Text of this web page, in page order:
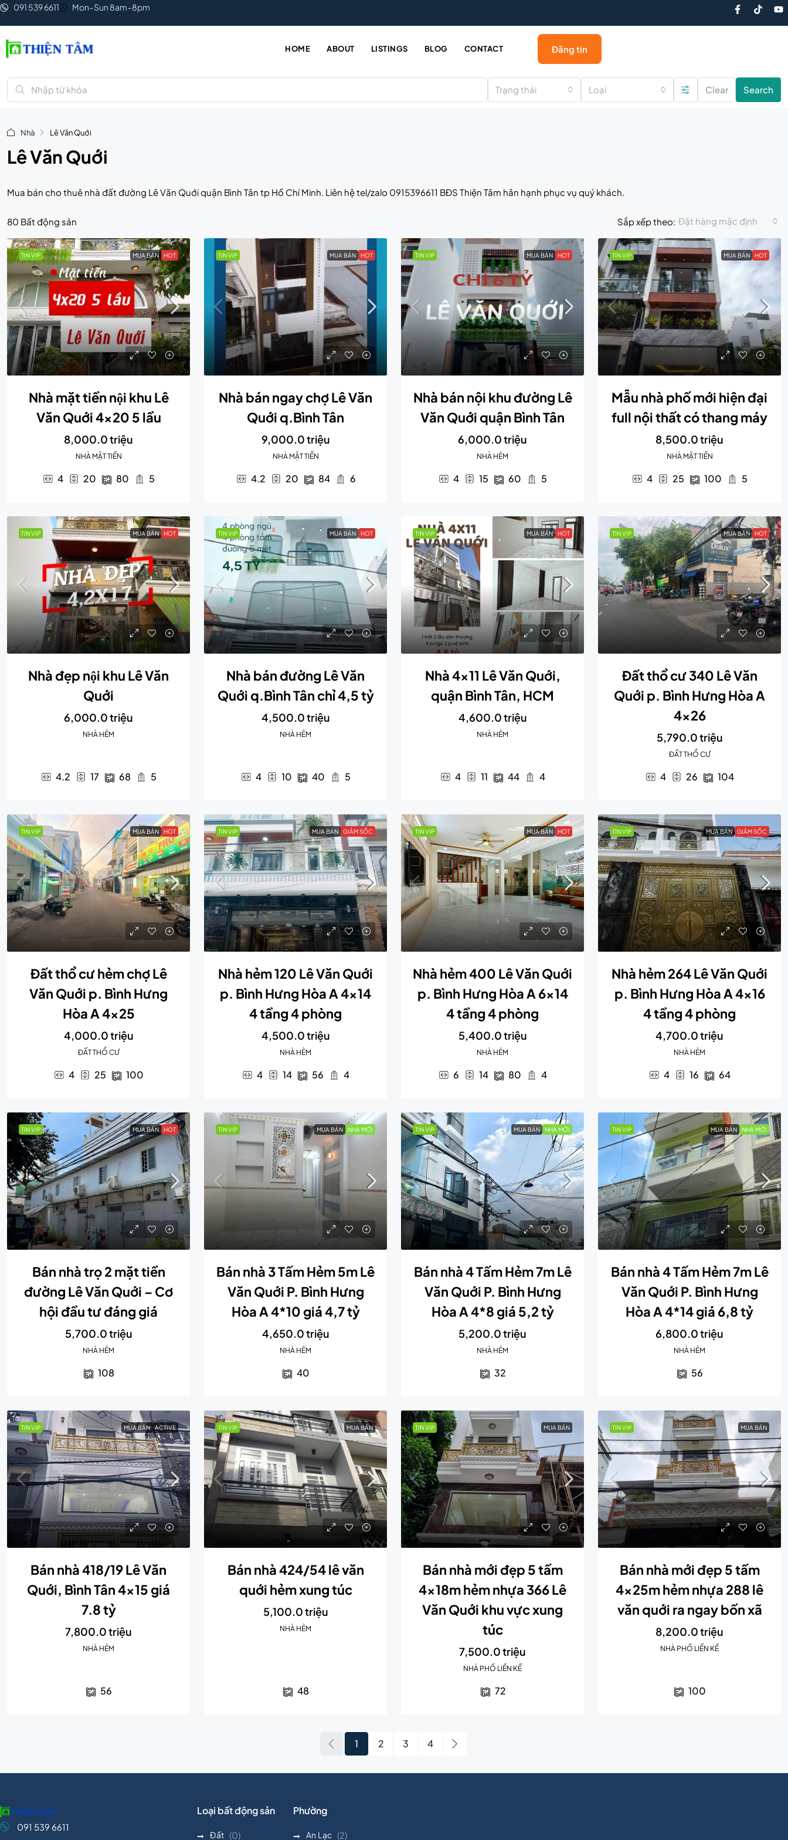
091 539 6611 Mon–Sun 8am–8pm
HOME ABOUT LISTINGS BLOG CONTACT Đăng tin
Trạng thái Loại Clear Search
Nhà Lê Văn Quới
Lê Văn Quới
Mua bán cho thuê nhà đất đường Lê Văn Quới quận Bình Tân tp Hồ Chí Minh. Liên hệ tel/zalo 0915396611 BĐS Thiện Tâm hân hạnh phục vụ quý khách.
80 Bất động sản Sắp xếp theo: Đặt hàng mặc định
TIN VIP MUA BÁN HOT
Nhà mặt tiền nội khu Lê
Văn Quới 4×20 5 lầu
8,000.0 triệu
NHÀ MẶT TIỀN
4 20 80 5
TIN VIP MUA BÁN HOT
Nhà bán ngay chợ Lê Văn
Quới q.Bình Tân
9,000.0 triệu
NHÀ MẶT TIỀN
4.2 20 84 6
TIN VIP MUA BÁN HOT
Nhà bán nội khu đường Lê
Văn Quới quận Bình Tân
6,000.0 triệu
NHÀ HẺM
4 15 60 5
TIN VIP MUA BÁN HOT
Mẫu nhà phố mới hiện đại
full nội thất có thang máy
8,500.0 triệu
NHÀ MẶT TIỀN
4 25 100 5
TIN VIP MUA BÁN HOT
Nhà đẹp nội khu Lê Văn
Quới
6,000.0 triệu
NHÀ HẺM
4.2 17 68 5
TIN VIP MUA BÁN HOT
Nhà bán đường Lê Văn
Quới q.Bình Tân chỉ 4,5 tỷ
4,500.0 triệu
NHÀ HẺM
4 10 40 5
TIN VIP MUA BÁN HOT
Nhà 4×11 Lê Văn Quới,
quận Bình Tân, HCM
4,600.0 triệu
NHÀ HẺM
4 11 44 4
TIN VIP MUA BÁN HOT
Đất thổ cư 340 Lê Văn
Quới p. Bình Hưng Hòa A
4×26
5,790.0 triệu
ĐẤT THỔ CƯ
4 26 104
TIN VIP MUA BÁN HOT
Đất thổ cư hẻm chợ Lê
Văn Quới p. Bình Hưng
Hòa A 4×25
4,000.0 triệu
ĐẤT THỔ CƯ
4 25 100
TIN VIP MUA BÁN GIẢM SỐC
Nhà hẻm 120 Lê Văn Quới
p. Bình Hưng Hòa A 4×14
4 tầng 4 phòng
4,500.0 triệu
NHÀ HẺM
4 14 56 4
TIN VIP MUA BÁN HOT
Nhà hẻm 400 Lê Văn Quới
p. Bình Hưng Hòa A 6×14
4 tầng 4 phòng
5,400.0 triệu
NHÀ HẺM
6 14 80 4
TIN VIP MUA BÁN GIẢM SỐC
Nhà hẻm 264 Lê Văn Quới
p. Bình Hưng Hòa A 4×16
4 tầng 4 phòng
4,700.0 triệu
NHÀ HẺM
4 16 64
TIN VIP MUA BÁN HOT
Bán nhà trọ 2 mặt tiền
đường Lê Văn Quới – Cơ
hội đầu tư đáng giá
5,700.0 triệu
NHÀ HẺM
108
TIN VIP MUA BÁN NHÀ MỚI
Bán nhà 3 Tấm Hẻm 5m Lê
Văn Quới P. Bình Hưng
Hòa A 4*10 giá 4,7 tỷ
4,650.0 triệu
NHÀ HẺM
40
TIN VIP MUA BÁN NHÀ MỚI
Bán nhà 4 Tấm Hẻm 7m Lê
Văn Quới P. Bình Hưng
Hòa A 4*8 giá 5,2 tỷ
5,200.0 triệu
NHÀ HẺM
32
TIN VIP MUA BÁN NHÀ MỚI
Bán nhà 4 Tấm Hẻm 7m Lê
Văn Quới P. Bình Hưng
Hòa A 4*14 giá 6,8 tỷ
6,800.0 triệu
NHÀ HẺM
56
TIN VIP MUA BÁN ACTIVE
Bán nhà 418/19 Lê Văn
Quới, Bình Tân 4×15 giá
7.8 tỷ
7,800.0 triệu
NHÀ HẺM
56
TIN VIP MUA BÁN
Bán nhà 424/54 lê văn
quới hẻm xung túc
5,100.0 triệu
NHÀ HẺM
48
TIN VIP MUA BÁN
Bán nhà mới đẹp 5 tấm
4x18m hẻm nhựa 366 Lê
Văn Quới khu vực xung
túc
7,500.0 triệu
NHÀ PHỐ LIỀN KỀ
72
TIN VIP MUA BÁN
Bán nhà mới đẹp 5 tấm
4x25m hẻm nhựa 288 lê
văn quới ra ngay bốn xã
8,200.0 triệu
NHÀ PHỐ LIỀN KỀ
100
1 2 3 4
091 539 6611
Loại bất động sản
Đất (0)
Phường
An Lạc (2)